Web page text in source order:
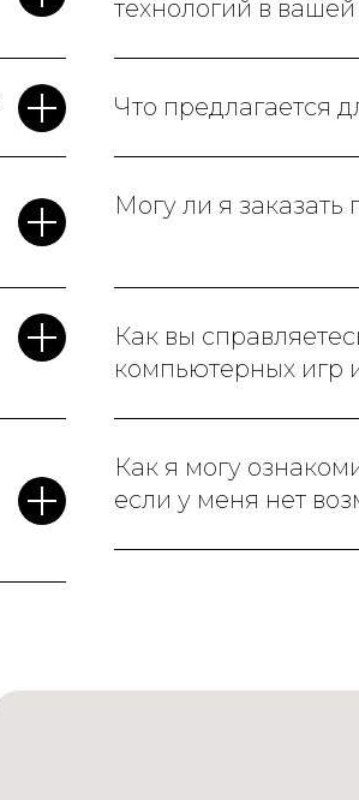
технологий в
Что предлагается
Могу ли я
Как вы
компьютерных игр
Как я могу
если у меня нет